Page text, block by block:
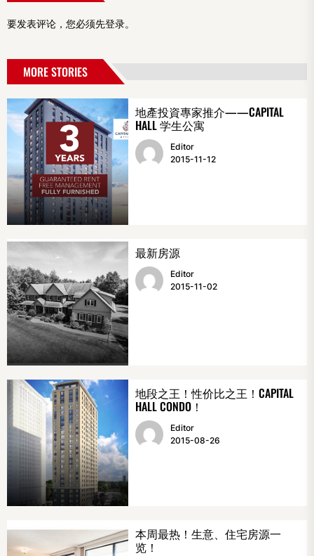
要发表评论，您必须先登录。
MORE STORIES
地產投資專家推介——CAPITAL
HALL 学生公寓
Editor
2015-11-12
最新房源
Editor
2015-11-02
地段之王！性价比之王！CAPITAL
HALL CONDO！
Editor
2015-08-26
本周最热！生意、住宅房源一
览！